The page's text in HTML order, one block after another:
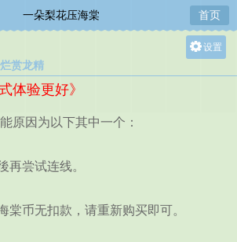
一朵梨花压海棠 首页
设置
赏龙精
体验更好》
原因为以下其中一个：
再尝试连线。
棠币无扣款，请重新购买即可。